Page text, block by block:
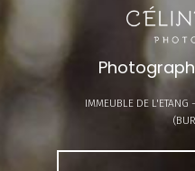
IMMEUBLE DE L'ETANG -